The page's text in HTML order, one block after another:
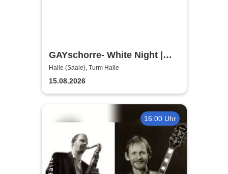
GAYschorre- White Night |
Turm in Halle
Halle (Saale), Turm Halle
15.08.2026
16:00 Uhr